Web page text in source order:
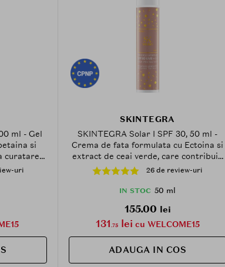
ml - Gel
si
curatarea
uri
SKINTEGRA
SKINTEGRA Solar I SPF 30, 50 ml -
Crema de fata formulata cu Ectoina si
extract de ceai verde, care contribuie
la protectia solara cu spectru larg
(UVA + UVB) si la mentinerea barierei
cutanate
26 de review-uri
IN STOC 50 ml
155.00 lei
131.75lei cu WELCOME15
ADAUGA IN COS